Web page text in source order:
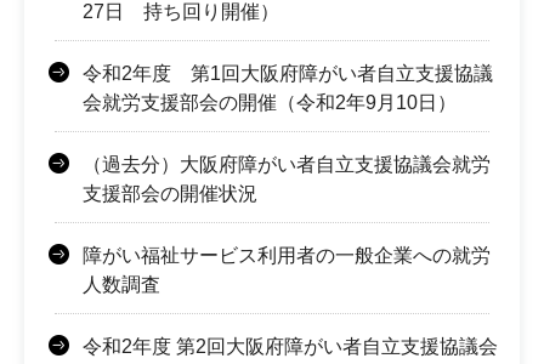
27日 持ち回り開催）
令和2年度 第1回大阪府障がい者自立支援協議
会就労支援部会の開催（令和2年9月10日）
（過去分）大阪府障がい者自立支援協議会就労
支援部会の開催状況
障がい福祉サービス利用者の一般企業への就労
人数調査
令和2年度 第2回大阪府障がい者自立支援協議会